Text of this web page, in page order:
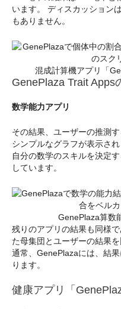
います。 ディスカッション
もありません。
混成計算機アプリ「
GenePlaza Trait Apps
数学能力アプリ
その結果、ユーザーの推測
シンプルなグラフが表示さ
自分の数学のスキルを決定
しています。
GenePlaza算数
残りのアプリの結果も同様
た母集団とユーザーの結果
通常、GenePlazaには、結
ります。
健康アプリ「